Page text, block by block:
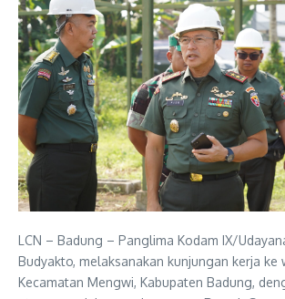
LCN – Badung – Panglima Kodam IX/
Budyakto, melaksanakan kunjungan kerja ke
Kecamatan Mengwi, Kabupaten Badung,